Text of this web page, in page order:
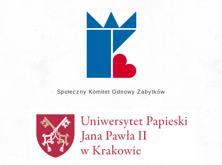
Społeczny Komitet Odnowy Zabytków